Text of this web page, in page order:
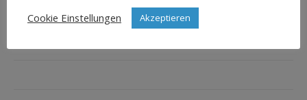
Cookie Einstellungen
Akzeptieren